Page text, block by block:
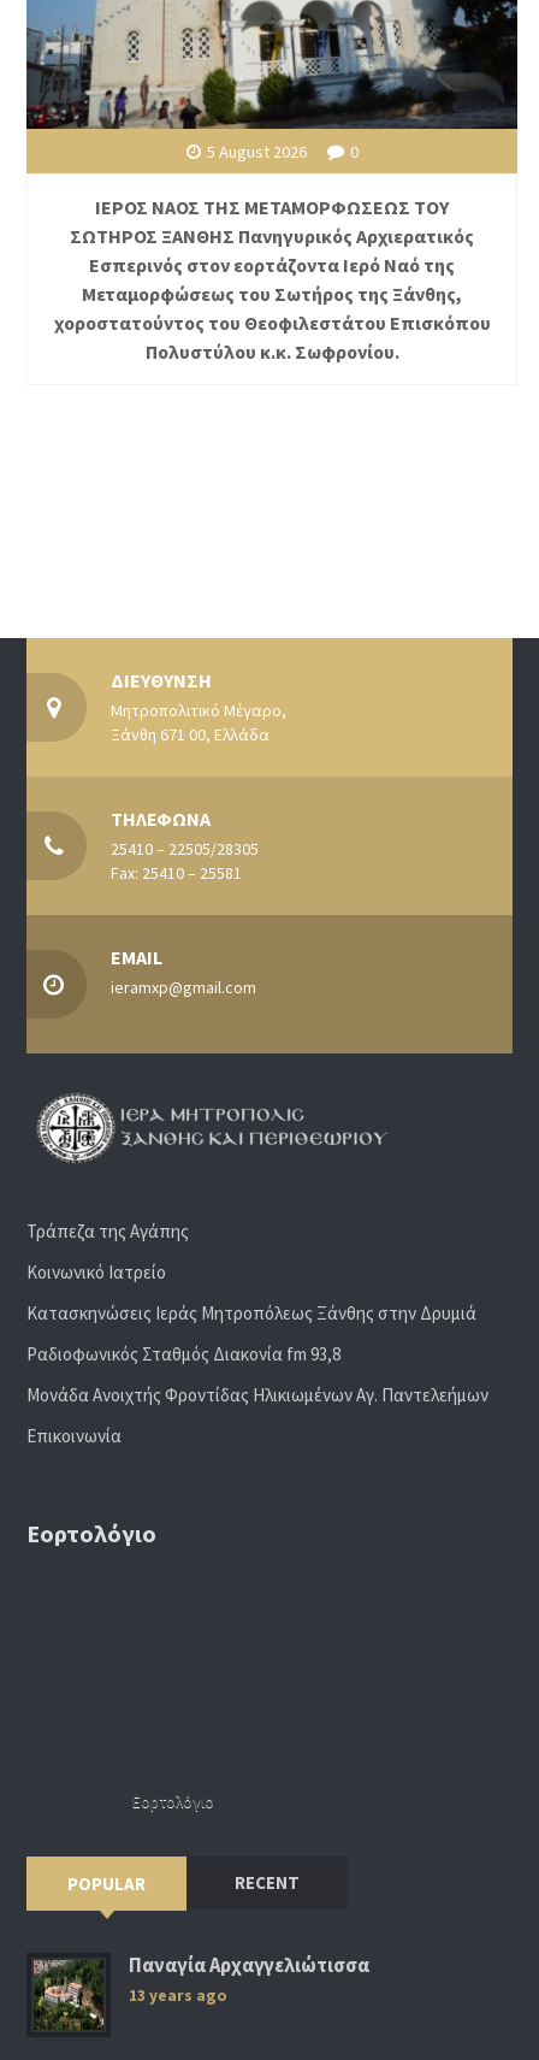
5 August 2026 0
ΙΕΡΟΣ ΝΑΟΣ ΤΗΣ ΜΕΤΑΜΟΡΦΩΣΕΩΣ ΤΟΥ
ΣΩΤΗΡΟΣ ΞΑΝΘΗΣ Πανηγυρικός Αρχιερατικός
Εσπερινός στον εορτάζοντα Ιερό Ναό της
Μεταμορφώσεως του Σωτήρος της Ξάνθης,
χοροστατούντος του Θεοφιλεστάτου Επισκόπου
Πολυστύλου κ.κ. Σωφρονίου.
ΔΙΕΥΘΥΝΣΗ
Μητροπολιτικό Μέγαρο,
Ξάνθη 671 00, Ελλάδα
ΤΗΛΕΦΩΝΑ
25410 – 22505/28305
Fax: 25410 – 25581
EMAIL
ieramxp@gmail.com
Τράπεζα της Αγάπης
Κοινωνικό Ιατρείο
Κατασκηνώσεις Ιεράς Μητροπόλεως Ξάνθης στην Δρυμιά
Ραδιoφωνικός Σταθμός Διακονία fm 93,8
Μονάδα Ανοιχτής Φροντίδας Ηλικιωμένων Αγ. Παντελεήμων
Επικοινωνία
Εορτολόγιο
Εορτολόγιο
POPULAR RECENT
Παναγία Αρχαγγελιώτισσα
13 years ago